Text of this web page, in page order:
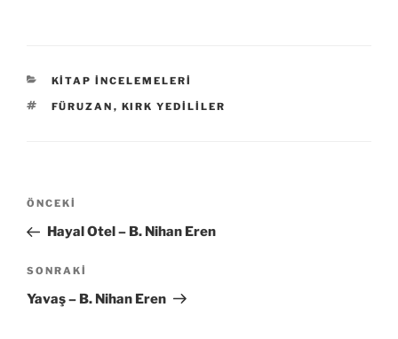
KATEGORILER
KITAP İNCELEMELERI
ETIKETLER
FÜRUZAN , KIRK YEDILILER
Yazı
Önceki
Yazı
ÖNCEKI
Hayal Otel – B. Nihan Eren
Sonraki
Yazı
SONRAKI
Yavaş – B. Nihan Eren